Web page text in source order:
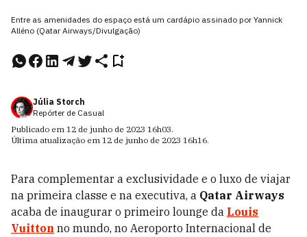
Entre as amenidades do espaço está um cardápio assinado por Yannick
Alléno (Qatar Airways/Divulgação)
Júlia Storch
Repórter de Casual
Publicado em 12 de junho de 2023 16h03.
Última atualização em 12 de junho de 2023 16h16.
Para complementar a exclusividade e o luxo de viajar
na primeira classe e na executiva, a Qatar Airways
acaba de inaugurar o primeiro lounge da Louis
Vuitton no mundo, no Aeroporto Internacional de